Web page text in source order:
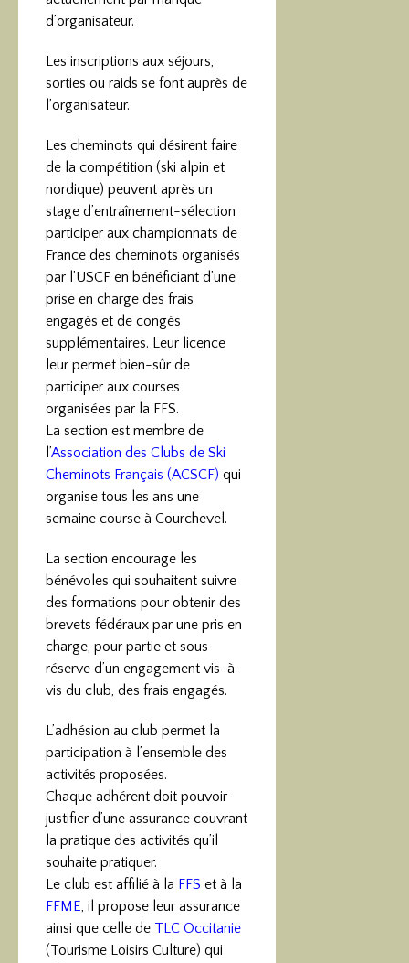
d’organisateur.
Les inscriptions aux séjours,
sorties ou raids se font auprès de
l’organisateur.
Les cheminots qui désirent faire
de la compétition (ski alpin et
nordique) peuvent après un
stage d’entraînement-sélection
participer aux championnats de
France des cheminots organisés
par l’USCF en bénéficiant d’une
prise en charge des frais
engagés et de congés
supplémentaires. Leur licence
leur permet bien-sûr de
participer aux courses
organisées par la FFS.
La section est membre de
l’Association des Clubs de Ski
Cheminots Français (ACSCF) qui
organise tous les ans une
semaine course à Courchevel.
La section encourage les
bénévoles qui souhaitent suivre
des formations pour obtenir des
brevets fédéraux par une pris en
charge, pour partie et sous
réserve d’un engagement vis-à-
vis du club, des frais engagés.
L’adhésion au club permet la
participation à l’ensemble des
activités proposées.
Chaque adhérent doit pouvoir
justifier d’une assurance couvrant
la pratique des activités qu’il
souhaite pratiquer.
Le club est affilié à la FFS et à la
FFME, il propose leur assurance
ainsi que celle de TLC Occitanie
(Tourisme Loisirs Culture) qui